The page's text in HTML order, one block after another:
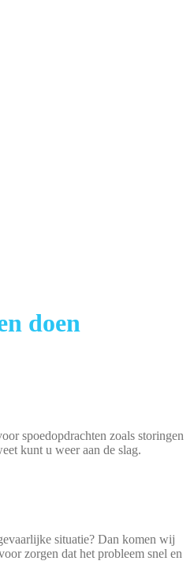
doen
spoedopdrachten zoals storingen
kunt u weer aan de slag.
situatie? Dan komen wij
zorgen dat het probleem snel en